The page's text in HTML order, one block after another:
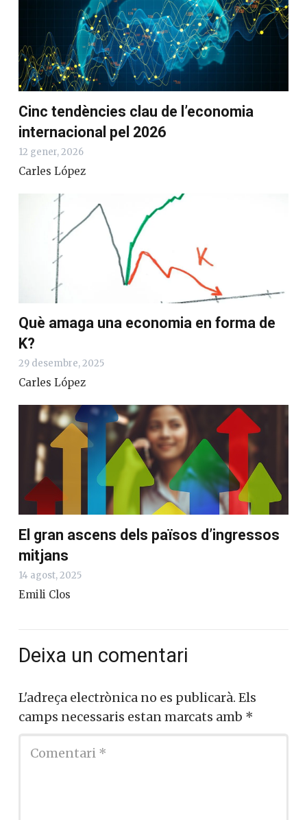
Cinc tendències clau de l’economia
internacional pel 2026
12 gener, 2026
Carles López
Què amaga una economia en forma de
K?
29 desembre, 2025
Carles López
El gran ascens dels països d’ingressos
mitjans
14 agost, 2025
Emili Clos
Deixa un comentari
L'adreça electrònica no es publicarà. Els
camps necessaris estan marcats amb *